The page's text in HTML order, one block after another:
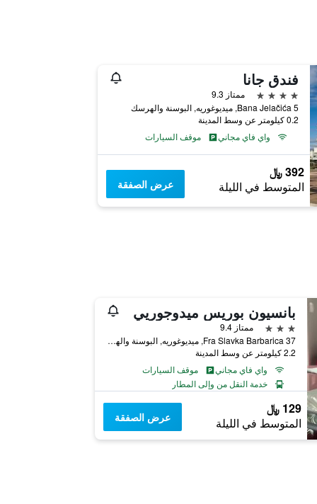
فندق جانا
4 نجوم
ممتاز 9.3
Bana Jelačića 5, ميديوغوريه, البوسنة والهرسك
0.2 كيلومتر عن وسط المدينة
واي فاي مجاني
موقف السيارات
392 ﷼
المتوسط في الليلة عرض الصفقة
بانسيون بوريس ميدوجوريي
3 نجوم
ممتاز 9.4
37 Fra Slavka Barbarica, ميديوغوريه, البوسنة والهرسك
2.2 كيلومتر عن وسط المدينة
واي فاي مجاني
موقف السيارات
خدمة النقل من وإلى المطار
129 ﷼
المتوسط في الليلة عرض الصفقة